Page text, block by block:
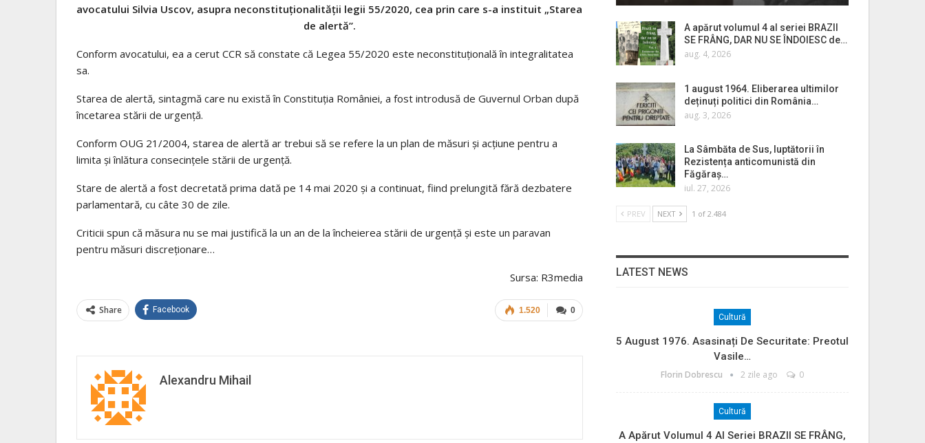
avocatului Silvia Uscov, asupra neconstituționalității legii 55/2020, cea prin care s-a instituit „Starea
de alertă”.
Conform avocatului, ea a cerut CCR să constate că Legea 55/2020 este neconstituțională în integralitatea
sa.
Starea de alertă, sintagmă care nu există în Constituția României, a fost introdusă de Guvernul Orban după
încetarea stării de urgență.
Conform OUG 21/2004, starea de alertă ar trebui să se refere la un plan de măsuri și acțiune pentru a
limita și înlătura consecințele stării de urgență.
Stare de alertă a fost decretată prima dată pe 14 mai 2020 și a continuat, fiind prelungită fără dezbatere
parlamentară, cu câte 30 de zile.
Criticii spun că măsura nu se mai justifică la un an de la încheierea stării de urgență și este un paravan
pentru măsuri discreționare…
Sursa: R3media
0
1.520
Share Facebook
Alexandru Mihail
A apărut volumul 4 al seriei BRAZII
SE FRÂNG, DAR NU SE ÎNDOIESC de…
aug. 4, 2026
1 august 1964. Eliberarea ultimilor
deținuți politici din România…
aug. 3, 2026
La Sâmbăta de Sus, luptătorii în
Rezistența anticomunistă din
Făgăraș…
iul. 27, 2026
PREV NEXT 1 of 2.484
LATEST NEWS
Cultură
5 August 1976. Asasinați De Securitate: Preotul
Vasile…
Florin Dobrescu 2 zile ago 0
Cultură
A Apărut Volumul 4 Al Seriei BRAZII SE FRÂNG,